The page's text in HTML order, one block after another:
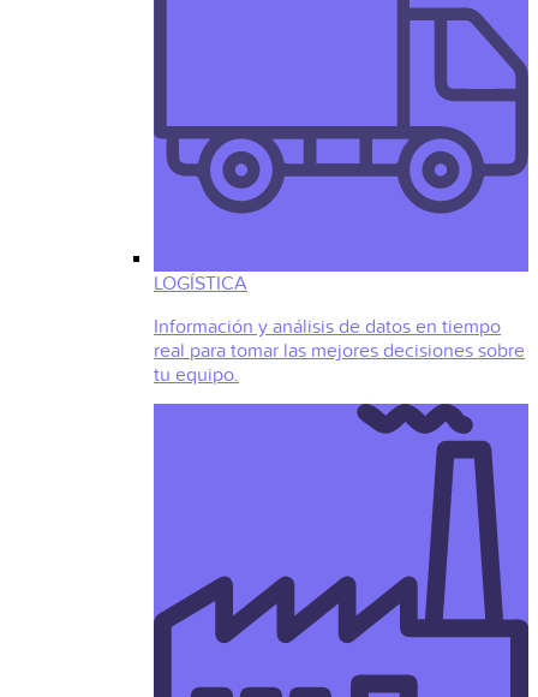
LOGÍSTICA
Información y análisis de datos en tiempo
real para tomar las mejores decisiones sobre
tu equipo.